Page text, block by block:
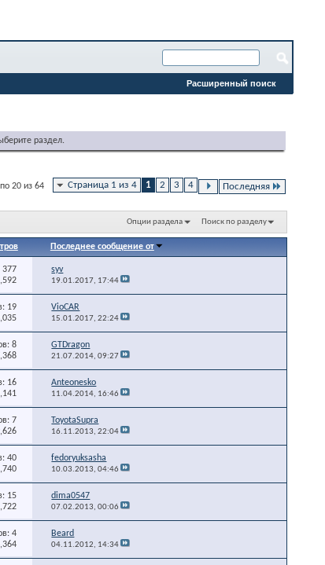
Расширенный поиск
раздел.
Страница 1 из 4 1 2 3 4 Последняя
20 из 64
Опции раздела Поиск по разделу
Последнее сообщение от
377
syv
19.01.2017, 17:44
19
VioCAR
15.01.2017,22:24
8
GTDragon
21.07.2014,09:27
16
Anteonesko
11.04.2014, 16:46
7
ToyotaSupra
16.11.2013,22:04
40
fedoryuksasha
10.03.2013,04:46
15
dima0547
07.02.2013,00:06
4
Beard
04.11.2012, 14:34